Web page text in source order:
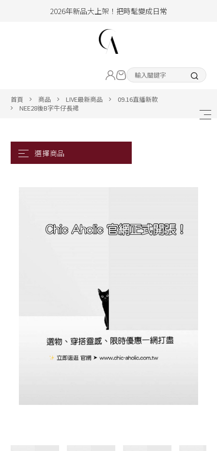
2026年新品大上架！把時髦變成日常
hello !! Happy to 2026
2026年新品大上架！把時髦變成日常
ALL ITEM
首頁 商品 LIVE最新商品
09.16直播新款
NEE28後B字牛仔長裙